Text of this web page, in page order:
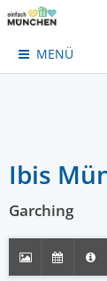
MENÜ
Ibis
Garching